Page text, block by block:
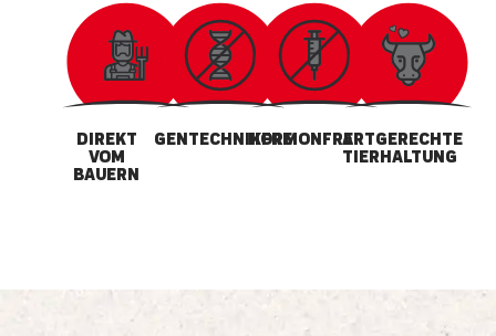
DIREKT
VOM
BAUERN
GENTECHNIKFREIHORMONFREIARTGERECHTE
TIERHALTUNG